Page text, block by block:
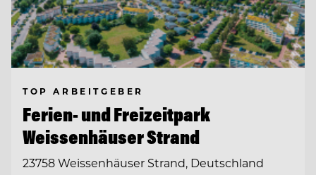
TOP ARBEITGEBER
Ferien- und Freizeitpark
Weissenhäuser Strand
23758 Weissenhäuser Strand, Deutschland